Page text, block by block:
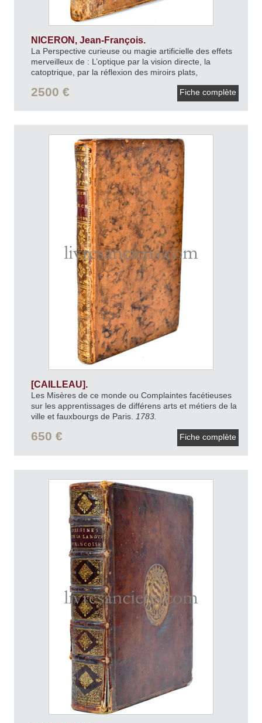
NICERON, Jean-François.
La Perspective curieuse ou magie artificielle des effets
merveilleux de : L’optique par la vision directe, la
catoptrique, par la réflexion des miroirs plats,
des crystaux.
2500 € Fiche complète
[CAILLEAU].
Les Misères de ce monde ou Complaintes facétieuses
sur les apprentissages de différens arts et métiers de la
ville et fauxbourgs de Paris. 1783.
650 € Fiche complète